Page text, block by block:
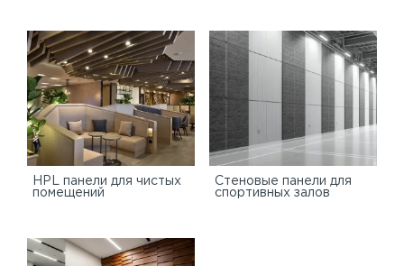
HPL панели для чистых
помещений
Стеновые панели для
спортивных залов